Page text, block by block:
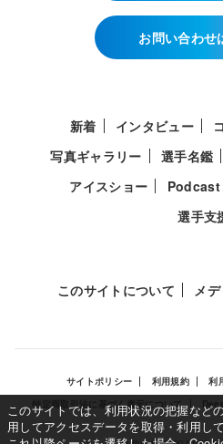
お問い合わせ
新着 インタビュー
写真ギャラリー
選手名鑑
アイスショー
Podcast
選手支
このサイトについて メ
サイトポリシー 利用規約
利
特定商取引法に基づく表示について
Copy Right © KYODO NEWS All
このサイトでは、利用状況の把握など
用してアクセスデータを取得・利用して